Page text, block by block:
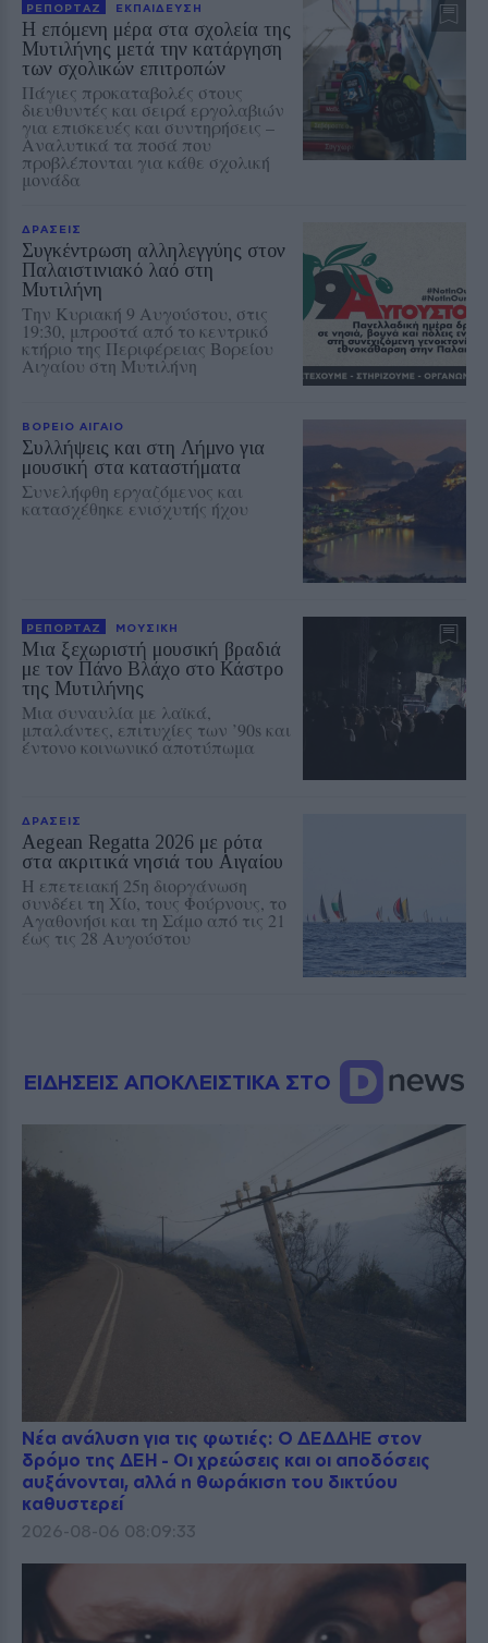
ΡΕΠΟΡΤΑΖ ΕΚΠΑΙΔΕΥΣΗ
Η επόμενη μέρα στα σχολεία της
Μυτιλήνης μετά την κατάργηση
των σχολικών επιτροπών
Πάγιες προκαταβολές στους
διευθυντές και σειρά εργολαβιών
για επισκευές και συντηρήσεις –
Αναλυτικά τα ποσά που
προβλέπονται για κάθε σχολική
μονάδα
ΔΡΑΣΕΙΣ
Συγκέντρωση αλληλεγγύης στον
Παλαιστινιακό λαό στη
Μυτιλήνη
Την Κυριακή 9 Αυγούστου, στις
19:30, μπροστά από το κεντρικό
κτήριο της Περιφέρειας Βορείου
Αιγαίου στη Μυτιλήνη
ΒΟΡΕΙΟ ΑΙΓΑΙΟ
Συλλήψεις και στη Λήμνο για
μουσική στα καταστήματα
Συνελήφθη εργαζόμενος και
κατασχέθηκε ενισχυτής ήχου
ΡΕΠΟΡΤΑΖ ΜΟΥΣΙΚΗ
Μια ξεχωριστή μουσική βραδιά
με τον Πάνο Βλάχο στο Κάστρο
της Μυτιλήνης
Μια συναυλία με λαϊκά,
μπαλάντες, επιτυχίες των ’90s και
έντονο κοινωνικό αποτύπωμα
ΔΡΑΣΕΙΣ
Aegean Regatta 2026 με ρότα
στα ακριτικά νησιά του Αιγαίου
Η επετειακή 25η διοργάνωση
συνδέει τη Χίο, τους Φούρνους, το
Αγαθονήσι και τη Σάμο από τις 21
έως τις 28 Αυγούστου
ΕΙΔΗΣΕΙΣ ΑΠΟΚΛΕΙΣΤΙΚΑ ΣΤΟ
Νέα ανάλυση για τις φωτιές: Ο ΔΕΔΔΗΕ στον
δρόμο της ΔΕΗ - Οι χρεώσεις και οι αποδόσεις
αυξάνονται, αλλά η θωράκιση του δικτύου
καθυστερεί
2026-08-06 08:09:33